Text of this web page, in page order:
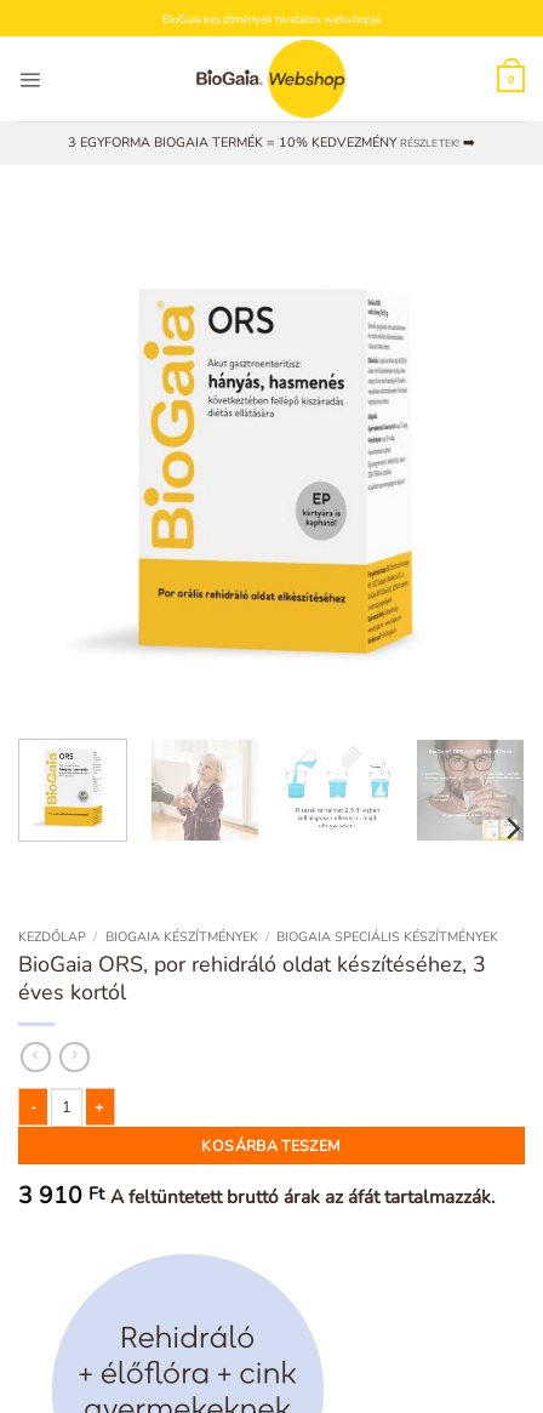
to
BioGaia készítmények hivatalos webshopja
0
3 EGYFORMA BIOGAIA TERMÉK = 10% KEDVEZMÉNYRÉSZLETEK! ➡️
KEZDŐLAP / BIOGAIA KÉSZÍTMÉNYEK / BIOGAIA SPECIÁLIS KÉSZÍTMÉNYEK
BioGaia ORS, por rehidráló oldat készítéséhez, 3
éves kortól
BioGaia ORS, por rehidráló oldat készítéséhez, 3 éves kortól mennyiség
KOSÁRBA TESZEM
3 910 Ft A feltüntetett bruttó árak az áfát tartalmazzák.